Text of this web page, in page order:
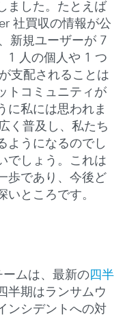
ました。たとえば
社買収の情報が公
新規ユーザーが 7
1 人の個人や 1 つ
が支配されることは
トコミュニティが
に私には思われま
く普及し、私たち
ようになるのでし
でしょう。これは
歩であり、今後ど
いところです。
ムは、最新の四半
半期はランサムウ
ンシデントへの対